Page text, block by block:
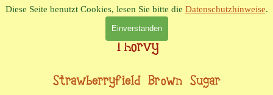
Diese Seite benutzt Cookies, lesen Sie bitte die Datenschutzhinweise.
Einverstanden
Direkt zum Seiteninhalt
Menü überspringen
Thorvy
Strawberryfield Brown Sugar